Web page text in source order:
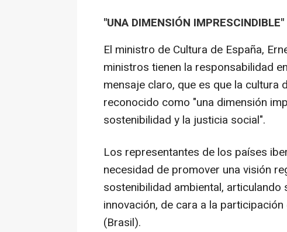
"UNA DIMENSIÓN IMPRESCINDIBLE"
El ministro de Cultura de España,
ministros tienen la responsabilidad
mensaje claro, que es que la cultura
reconocido como "una dimensión
sostenibilidad y la justicia social".
Los representantes de los países
necesidad de promover una visión
sostenibilidad ambiental,
innovación, de cara a la
(Brasil).